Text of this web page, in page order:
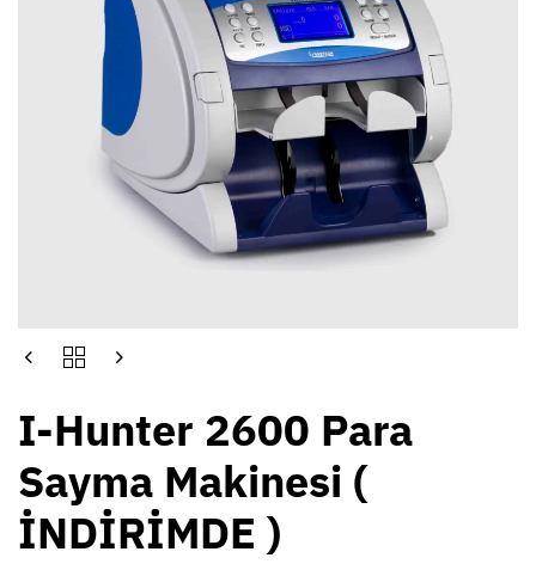
I-Hunter 2600 Para
Sayma Makinesi (
İNDİRİMDE )